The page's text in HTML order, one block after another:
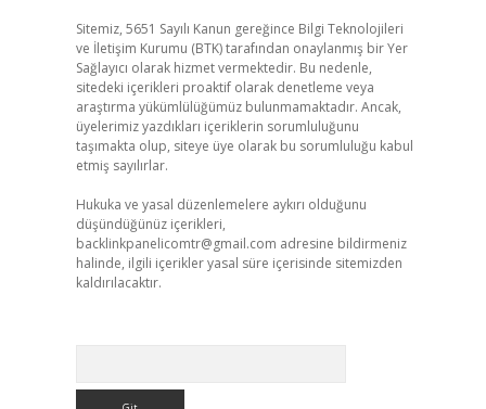
Sitemiz, 5651 Sayılı Kanun gereğince Bilgi Teknolojileri
ve İletişim Kurumu (BTK) tarafından onaylanmış bir Yer
Sağlayıcı olarak hizmet vermektedir. Bu nedenle,
sitedeki içerikleri proaktif olarak denetleme veya
araştırma yükümlülüğümüz bulunmamaktadır. Ancak,
üyelerimiz yazdıkları içeriklerin sorumluluğunu
taşımakta olup, siteye üye olarak bu sorumluluğu kabul
etmiş sayılırlar.
Hukuka ve yasal düzenlemelere aykırı olduğunu
düşündüğünüz içerikleri,
backlinkpanelicomtr@gmail.com adresine bildirmeniz
halinde, ilgili içerikler yasal süre içerisinde sitemizden
kaldırılacaktır.